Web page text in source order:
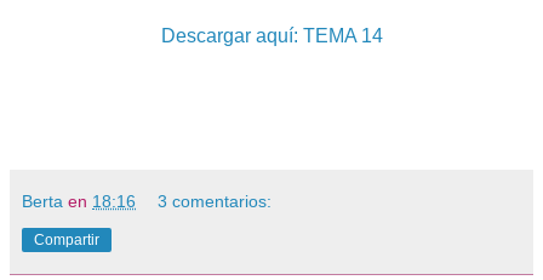
Descargar aquí: TEMA 14
Berta en 18:16 3 comentarios:
Compartir